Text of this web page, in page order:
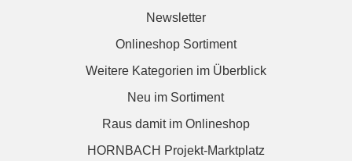
Newsletter
Onlineshop Sortiment
Weitere Kategorien im Überblick
Neu im Sortiment
Raus damit im Onlineshop
HORNBACH Projekt-Marktplatz